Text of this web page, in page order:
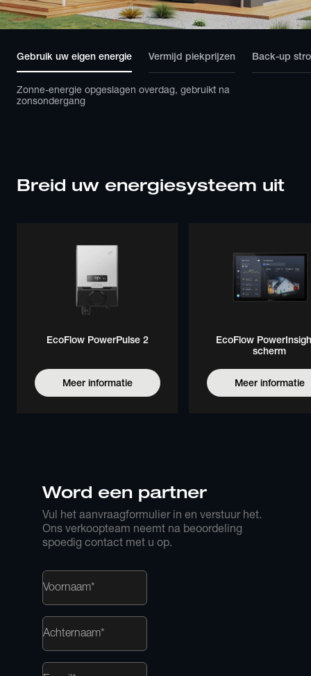
Gebruik uw eigen energie Vermijd piekprijzen Back-up
Zonne-energie opgeslagen overdag, gebruikt na
zonsondergang
Breid uw energiesysteem uit
EcoFlow PowerPulse 2
Meer informatie
EcoFlow
scherm
Meer informatie
Word een partner
Vul het aanvraagformulier in en verstuur het.
Ons verkoopteam neemt na beoordeling
spoedig contact met u op.